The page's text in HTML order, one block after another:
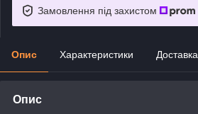
Замовлення під захистом
Опис Характеристики Доставка
Опис